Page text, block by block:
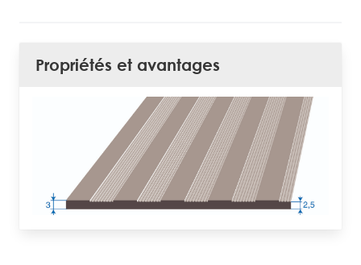
Propriétés et avantages